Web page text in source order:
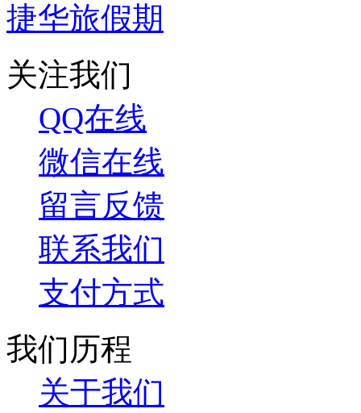
捷华旅假期
关注我们
QQ在线
微信在线
留言反馈
联系我们
支付方式
我们历程
关于我们